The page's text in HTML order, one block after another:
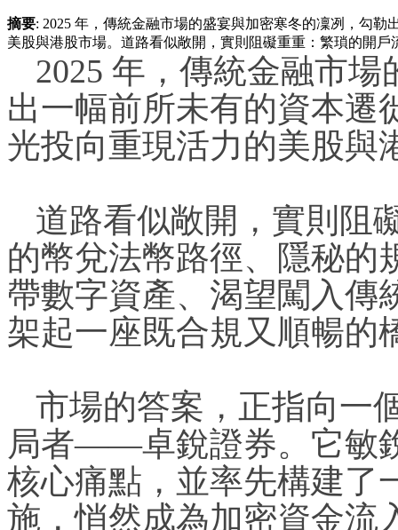
摘要: 2025 年，傳統金融市場的盛宴與加密寒冬的凜冽，勾
美股與港股市場。道路看似敞開，實則阻礙重重：繁瑣的開
2025 年，傳統金融市
出一幅前所未有的資本
光投向重現活力的美股與
道路看似敞開，實則阻
的幣兌法幣路徑、隱秘
帶數字資產、渴望闖入傳
架起一座既合規又順暢的
市場的答案，正指向一
局者——卓銳證券。它敏
核心痛點，並率先構建了
施，悄然成為加密資金流